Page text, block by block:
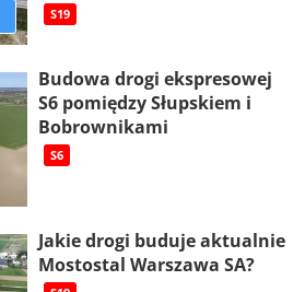
S19
Budowa drogi ekspresowej
S6 pomiędzy Słupskiem i
Bobrownikami
S6
Jakie drogi buduje aktualnie
Mostostal Warszawa SA?